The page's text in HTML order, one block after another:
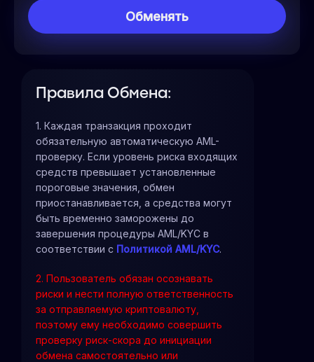
Правила Обмена:
1. Каждая транзакция проходит
обязательную автоматическую AML-
проверку. Если уровень риска входящих
средств превышает установленные
пороговые значения, обмен
приостанавливается, а средства могут
быть временно заморожены до
завершения процедуры AML/KYC в
соответствии с Политикой AML/KYC.
2. Пользователь обязан осознавать
риски и нести полную ответственность
за отправляемую криптовалюту,
поэтому ему необходимо совершить
проверку риск-скора до инициации
обмена самостоятельно или